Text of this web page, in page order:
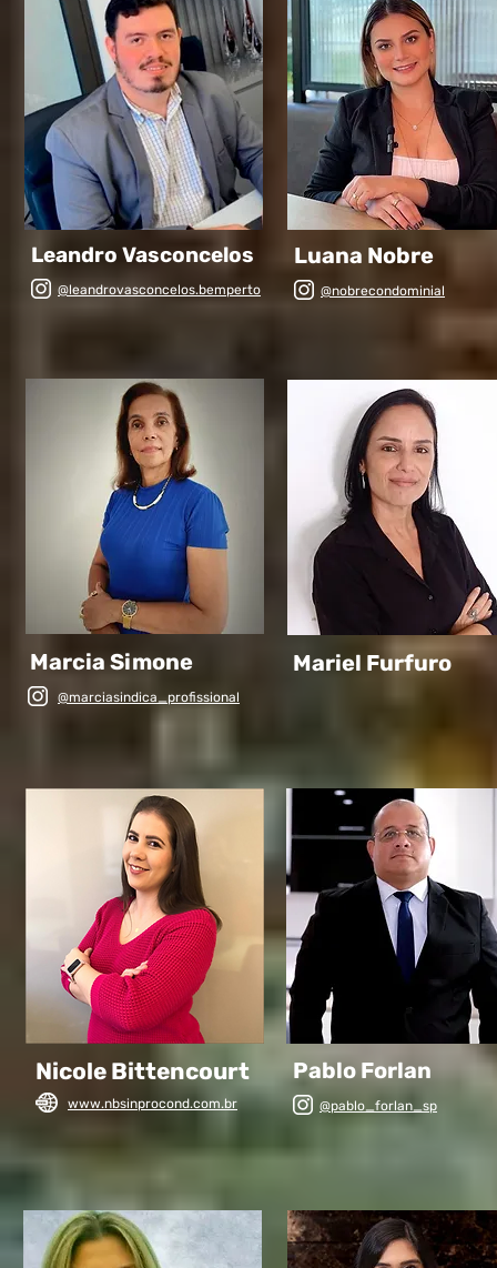
Leandro Vasconcelos
@leandrovasconcelos.bemperto
Luana Nobre
@nobrecondominial
Marcia Simone
@marciasindica_profissional
Mariel Furfuro
Nicole Bittencourt
www.nbsinprocond.com.br
Pablo Forlan
@pablo_forlan_sp